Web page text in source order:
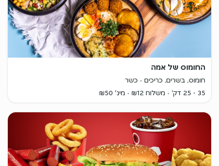
החומוס של אמה
חומוס, בשרים, כריכים
כשר
35 - 25 דק'
משלוח ₪12 מינ' ₪50